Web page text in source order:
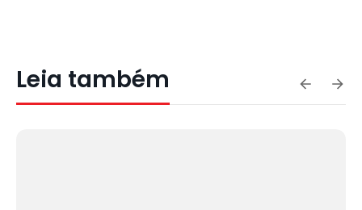
Leia também